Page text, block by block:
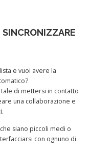
e vuoi avere la
di mettersi in contatto
una collaborazione e
siano piccoli medi o
con ognuno di